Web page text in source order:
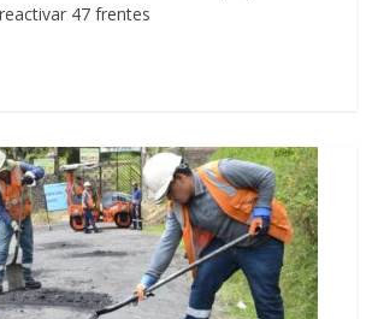
47 frentes